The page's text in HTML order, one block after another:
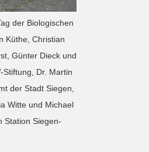
der Biologischen
Küthe, Christian
Günter Dieck und
Dr. Martin
der Stadt Siegen,
Witte und Michael
Station Siegen-